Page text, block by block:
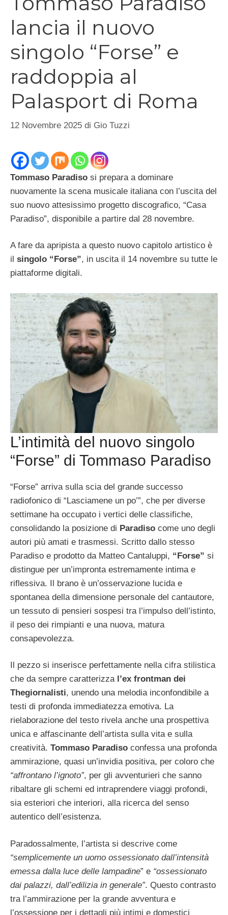
lancia il nuovo
singolo “Forse” e
raddoppia al
Palasport di Roma
12 Novembre 2025 di Gio Tuzzi
Tommaso Paradiso si prepara a dominare
nuovamente la scena musicale italiana con l’uscita del
suo nuovo attesissimo progetto discografico, “Casa
Paradiso”, disponibile a partire dal 28 novembre.
A fare da apripista a questo nuovo capitolo artistico è
il singolo “Forse”, in uscita il 14 novembre su tutte le
piattaforme digitali.
L’intimità del nuovo singolo
“Forse” di Tommaso Paradiso
“Forse” arriva sulla scia del grande successo
radiofonico di “Lasciamene un po’”, che per diverse
settimane ha occupato i vertici delle classifiche,
consolidando la posizione di Paradiso come uno degli
autori più amati e trasmessi. Scritto dallo stesso
Paradiso e prodotto da Matteo Cantaluppi, “Forse” si
distingue per un’impronta estremamente intima e
riflessiva. Il brano è un’osservazione lucida e
spontanea della dimensione personale del cantautore,
un tessuto di pensieri sospesi tra l’impulso dell’istinto,
il peso dei rimpianti e una nuova, matura
consapevolezza.
Il pezzo si inserisce perfettamente nella cifra stilistica
che da sempre caratterizza l’ex frontman dei
Thegiornalisti, unendo una melodia inconfondibile a
testi di profonda immediatezza emotiva. La
rielaborazione del testo rivela anche una prospettiva
unica e affascinante dell’artista sulla vita e sulla
creatività. Tommaso Paradiso confessa una profonda
ammirazione, quasi un’invidia positiva, per coloro che
“affrontano l’ignoto”, per gli avventurieri che sanno
ribaltare gli schemi ed intraprendere viaggi profondi,
sia esteriori che interiori, alla ricerca del senso
autentico dell’esistenza.
Paradossalmente, l’artista si descrive come
“semplicemente un uomo ossessionato dall’intensità
emessa dalla luce delle lampadine” e “ossessionato
dai palazzi, dall’edilizia in generale”. Questo contrasto
tra l’ammirazione per la grande avventura e
l’ossessione per i dettagli più intimi e domestici